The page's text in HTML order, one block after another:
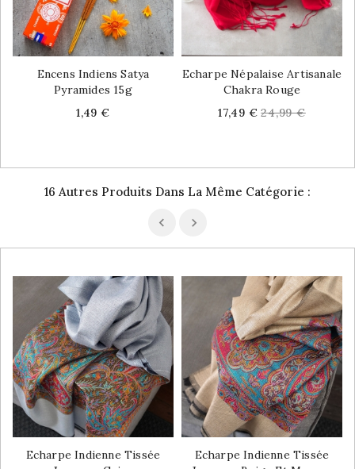
Encens Indiens Satya
Pyramides 15g
Price
1,49 €
Echarpe Népalaise Artisanale
Chakra Rouge
Price
17,49 € Regular
24,99 €
16 Autres Produits Dans La Même Catégorie :
Echarpe Indienne Tissée
Echarpe Indienne Tissée